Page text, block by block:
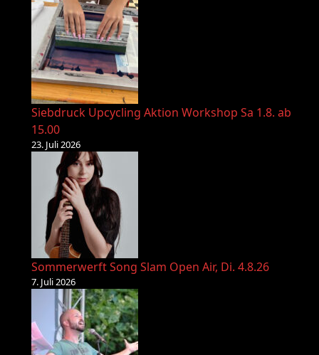
Siebdruck Upcycling Aktion Workshop Sa 1.8. ab
15.00
23. Juli 2026
Sommerwerft Song Slam Open Air, Di. 4.8.26
7. Juli 2026